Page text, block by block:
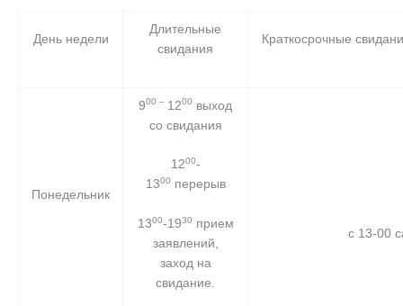
День недели
Длительные
свидания
Краткосрочные
Понедельник
900 – 1200 выход
со свидания
1200-
1300 перерыв
1300-1930 прием
заявлений,
заход на
свидание.
с 13-00